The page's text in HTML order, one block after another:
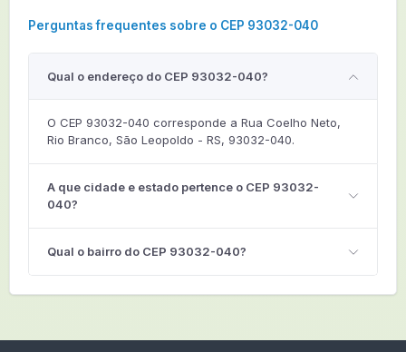
Perguntas frequentes sobre o CEP 93032-040
Qual o endereço do CEP 93032-040?
O CEP 93032-040 corresponde a Rua Coelho Neto,
Rio Branco, São Leopoldo - RS, 93032-040.
A que cidade e estado pertence o CEP 93032-
040?
Qual o bairro do CEP 93032-040?